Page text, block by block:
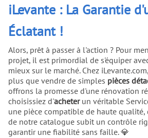
iLevante : La Garantie
Éclatant !
Alors, prêt à passer à l'action ? Pour
projet, il est primordial de s'équiper
mieux sur le marché. Chez
plus que vendre de simples pièces
offrons la promesse d'une rénovation
choisissiez d'acheterun véritable
une pièce compatible de haute qualité,
de notre catalogue subit un contrôle
garantir une fiabilité sans faille. 💎